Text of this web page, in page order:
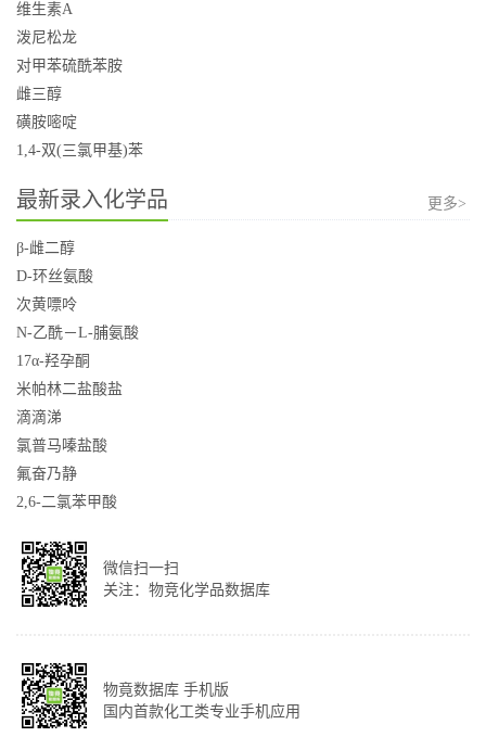
维生素A
泼尼松龙
对甲苯硫酰苯胺
雌三醇
磺胺嘧啶
1,4-双(三氯甲基)苯
最新录入化学品 更多>
β-雌二醇
D-环丝氨酸
次黄嘌呤
N-乙酰－L-脯氨酸
17α-羟孕酮
米帕林二盐酸盐
滴滴涕
氯普马嗪盐酸
氟奋乃静
2,6-二氯苯甲酸
微信扫一扫
关注：物竞化学品数据库
物竟数据库 手机版
国内首款化工类专业手机应用